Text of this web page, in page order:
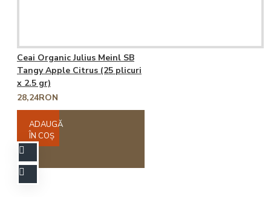
Ceai Organic Julius Meinl SB
Tangy Apple Citrus (25 plicuri
x 2.5 gr)
28,24RON
ADAUGĂ
ÎN COŞ